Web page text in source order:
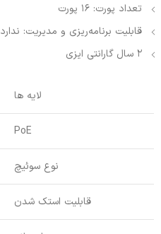
تعداد پورت: 16 پورت
قابلیت برنامه‌ریزی و مدیریت: ندارد
2 سال گارانتی ایزی
لایه ها
PoE
نوع سوئیچ
قابلیت استک شدن